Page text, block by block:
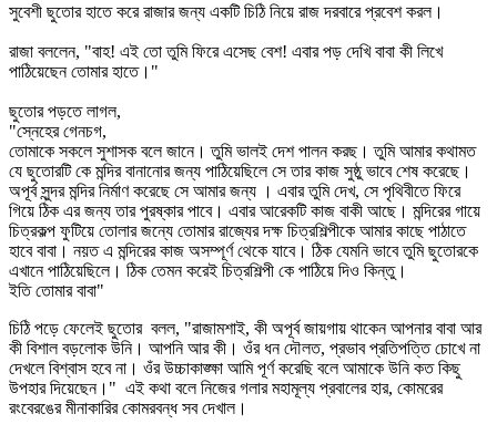
সুবেশী ছুতোর হাতে করে রাজার জন্য একটি চিঠি নিয়ে রাজ দরবারে প্রবেশ করল।
রাজা বললেন, "বাহ! এই তো তুমি ফিরে এসেছ বেশ! এবার পড় দেখি বাবা কী লিখে
পাঠিয়েছেন তোমার হাতে।"
ছুতোর পড়তে লাগল,
"স্নেহের গেনচগ,
তোমাকে সকলে সুশাসক বলে জানে। তুমি ভালই দেশ পালন করছ। তুমি আমার কথামত
যে ছুতোরটি কে মন্দির বানানোর জন্য পাঠিয়েছিলে সে তার কাজ সুষ্ঠু ভাবে শেষ করেছে।
অপূর্ব সুন্দর মন্দির নির্মাণ করেছে সে আমার জন্য । এবার তুমি দেখ, সে পৃথিবীতে ফিরে
গিয়ে ঠিক এর জন্য তার পুরষ্কার পাবে। এবার আরেকটি কাজ বাকী আছে। মন্দিরের গায়ে
চিত্রকল্প ফুটিয়ে তোলার জন্যে তোমার রাজ্যের দক্ষ চিত্রশিল্পীকে আমার কাছে পাঠাতে
হাবে বাবা। নয়ত এ মন্দিরের কাজ অসম্পূর্ণ থেকে যাবে। ঠিক যেমনি ভাবে তুমি ছুতোরকে
এখানে পাঠিয়েছিলে। ঠিক তেমন করেই চিত্রশিল্পী কে পাঠিয়ে দিও কিন্তু।
ইতি তোমার বাবা"
চিঠি পড়ে ফেলেই ছুতোর বলল, "রাজামশাই, কী অপূর্ব জায়গায় থাকেন আপনার বাবা আর
কী বিশাল বড়লোক উনি। আপনি আর কী। ওঁর ধন দৌলত, প্রভাব প্রতিপত্তি চোখে না
দেখলে বিশ্বাস হবে না। ওঁর উচ্চাকাঙ্ক্ষা আমি পূর্ণ করেছি বলে আমাকে উনি কত কিছু
উপহার দিয়েছেন।" এই কথা বলে নিজের গলার মহামূল্য প্রবালের হার, কোমরের
রংবেরঙের মীনাকারির কোমরবন্ধ সব দেখাল।